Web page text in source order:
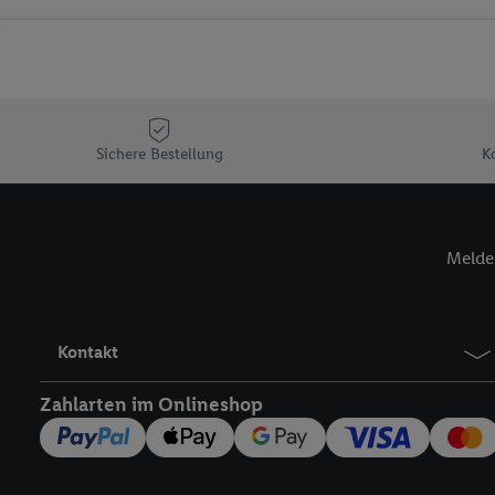
Sichere Bestellung
Kontakt
Zahlarten im Onlineshop
Sofern Sie hier Ihre
Plus-Konto einloggen,
zu erstellen (die
können, um Sie in
Hierzu wird von uns
Zudem erlauben Sie
den Lidl-Diensten
Wenn das der Fall ist,
Kundenkonto-
Insbesondere können
Nutzung der Utiq-
widerrufen - jederzeit
Telekommunikations-